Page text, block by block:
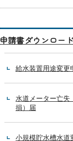
申請書ダウンロー
給水装置用途変更
水道メーター亡失
損）届
小規模貯水槽水道